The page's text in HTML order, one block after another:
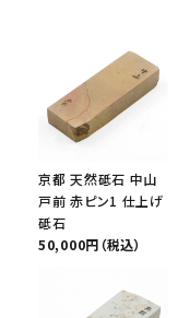
京都 天然砥石 中山
戸前 赤ピン1 仕上げ
砥石
50,000円（税込）